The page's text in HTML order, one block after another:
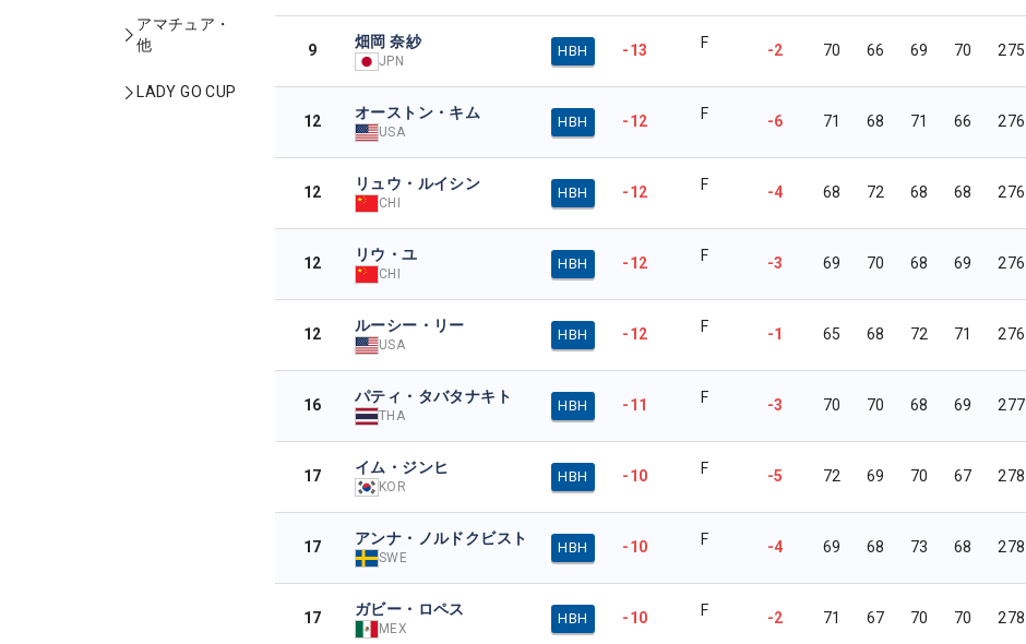
アマチュア・
他
LADY GO CUP
9 畑岡 奈紗
JPN
HBH -13 F -2 70 66 69 70 275
12 オーストン・キム
USA
HBH -12 F -6 71 68 71 66 276
12 リュウ・ルイシン
CHI
HBH -12 F -4 68 72 68 68 276
12 リウ・ユ
CHI
HBH -12 F -3 69 70 68 69 276
12 ルーシー・リー
USA
HBH -12 F -1 65 68 72 71 276
16 パティ・タバタナキト
THA
HBH -11 F -3 70 70 68 69 277
17 イム・ジンヒ
KOR
HBH -10 F -5 72 69 70 67 278
17 アンナ・ノルドクビスト
SWE
HBH -10 F -4 69 68 73 68 278
17 ガビー・ロペス
MEX
HBH -10 F -2 71 67 70 70 278